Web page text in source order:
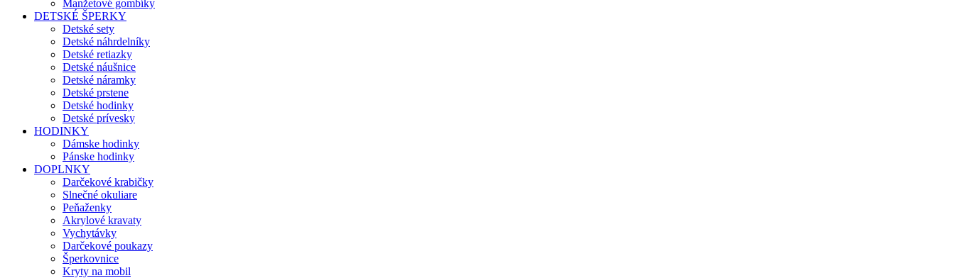
Manžetové gombíky
DETSKÉ ŠPERKY
Detské sety
Detské náhrdelníky
Detské retiazky
Detské náušnice
Detské náramky
Detské prstene
Detské hodinky
Detské prívesky
HODINKY
Dámske hodinky
Pánske hodinky
DOPLNKY
Darčekové krabičky
Slnečné okuliare
Peňaženky
Akrylové kravaty
Vychytávky
Darčekové poukazy
Šperkovnice
Kryty na mobil